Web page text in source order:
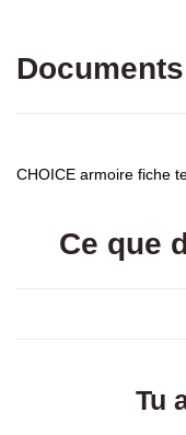
CHOICE armoire fiche
Ce que
Tu